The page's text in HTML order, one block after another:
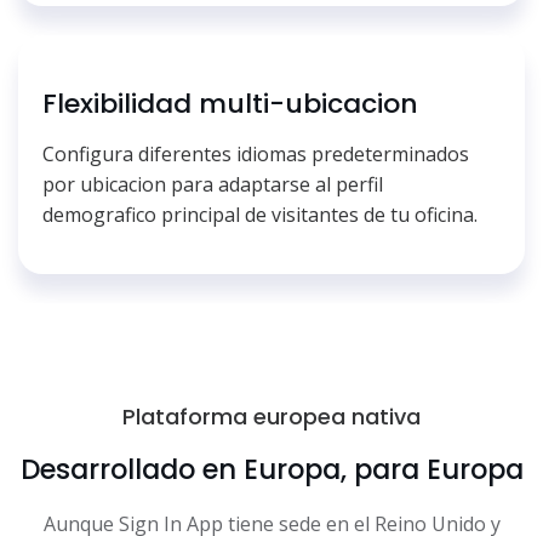
Flexibilidad multi-ubicacion
Configura diferentes idiomas predeterminados
por ubicacion para adaptarse al perfil
demografico principal de visitantes de tu oficina.
Plataforma europea nativa
Desarrollado en Europa, para Europa
Aunque Sign In App tiene sede en el Reino Unido y